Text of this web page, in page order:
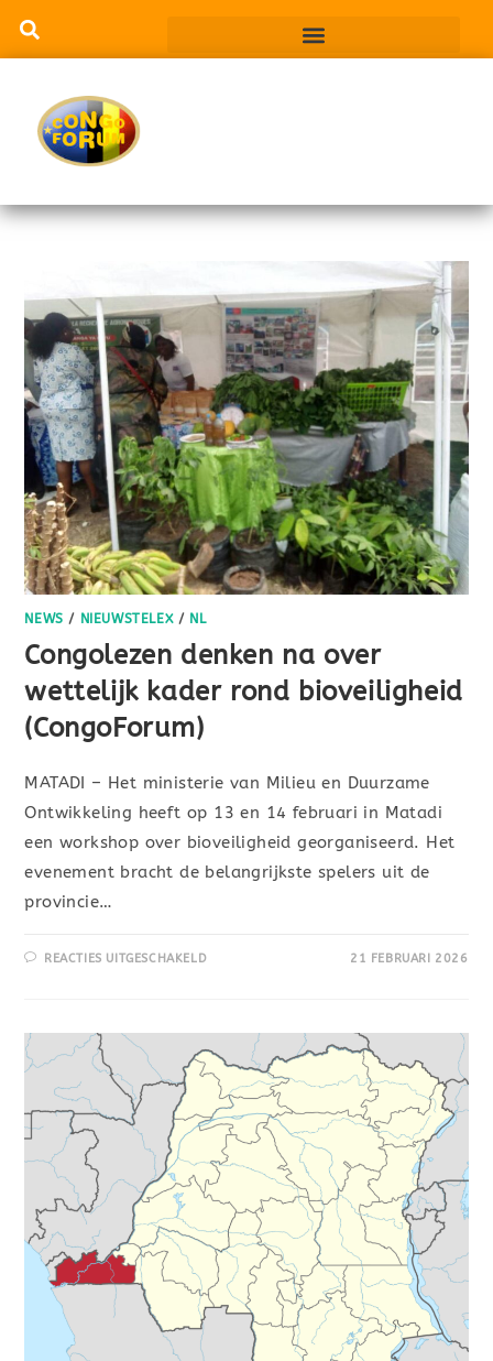
NEWS / NIEUWSTELEX/ NL
Congolezen denken na over
wettelijk kader rond bioveiligheid
(CongoForum)
MATADI – Het ministerie van Milieu en Duurzame
Ontwikkeling heeft op 13 en 14 februari in Matadi
een workshop over bioveiligheid georganiseerd. Het
evenement bracht de belangrijkste spelers uit de
provincie…
REACTIES UITGESCHAKELD 21 FEBRUARI 2026